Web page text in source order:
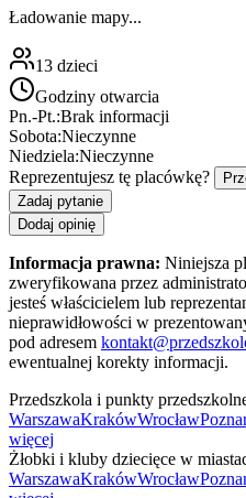
Ładowanie mapy...
13 dzieci
Godziny otwarcia
Pn.-Pt.:Brak informacji
Sobota:Nieczynne
Niedziela:Nieczynne
Reprezentujesz tę placówkę?
Zadaj pytanie
Dodaj opinię
Informacja prawna: Niniejsza
zweryfikowana przez
jesteś właścicielem lub
nieprawidłowości w
pod adresem
ewentualnej korekty informacji.
Przedszkola i punkty
WarszawaKrakówWrocław
więcej
Żłobki i kluby dziecięce w
WarszawaKrakówWrocław